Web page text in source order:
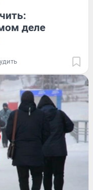
деле